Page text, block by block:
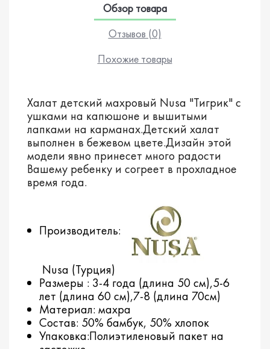
Обзор товара
Отзывов (0)
Похожие товары
Халат детский махровый Nusa "Тигрик" с
ушками на капюшоне и вышитыми
лапками на карманах.Детский халат
выполнен в бежевом цвете.Дизайн этой
модели явно принесет много радости
Вашему ребенку и согреет в прохладное
время года.
Производитель:
Nusa (Турция)
Размеры : 3-4 года (длина 50 см),5-6
лет (длина 60 см),7-8 (длина 70см)
Материал: махра
Состав: 50% бамбук, 50% хлопок
Упаковка:Полиэтиленовый пакет на